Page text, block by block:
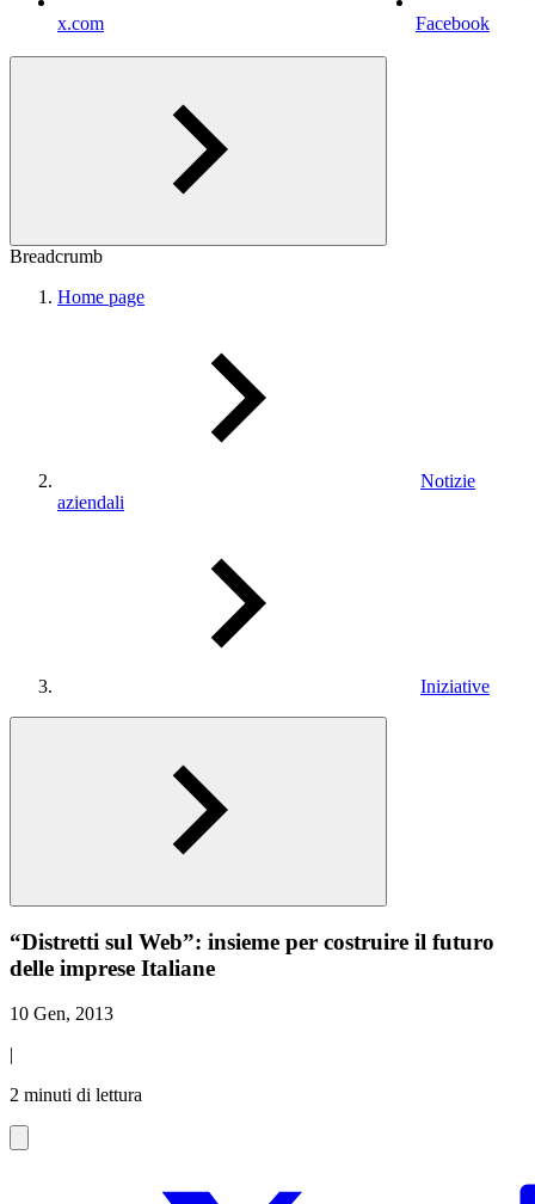
x.com Facebook
Breadcrumb
Home page
Notizie
aziendali
Iniziative
“Distretti sul Web”: insieme per costruire il futuro
delle imprese Italiane
10 Gen, 2013
|
2 minuti di lettura